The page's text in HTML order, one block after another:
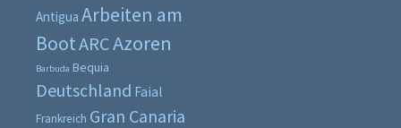
Antigua Arbeiten am
BootARCAzoren
Barbuda Bequia
Deutschland Faial
Frankreich Gran Canaria